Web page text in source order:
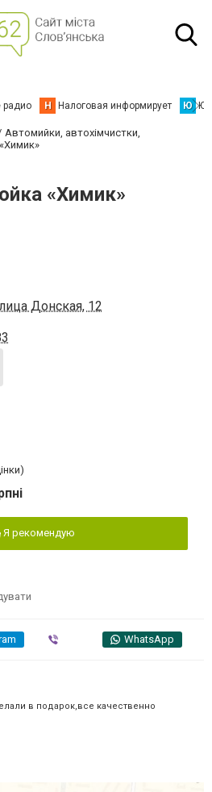
радио Н Налоговая информирует Ю
Автомийки, автохімчистки,
«Химик»
Донская, 12
Я рекомендую
WhatsApp
в подарок,все качественно